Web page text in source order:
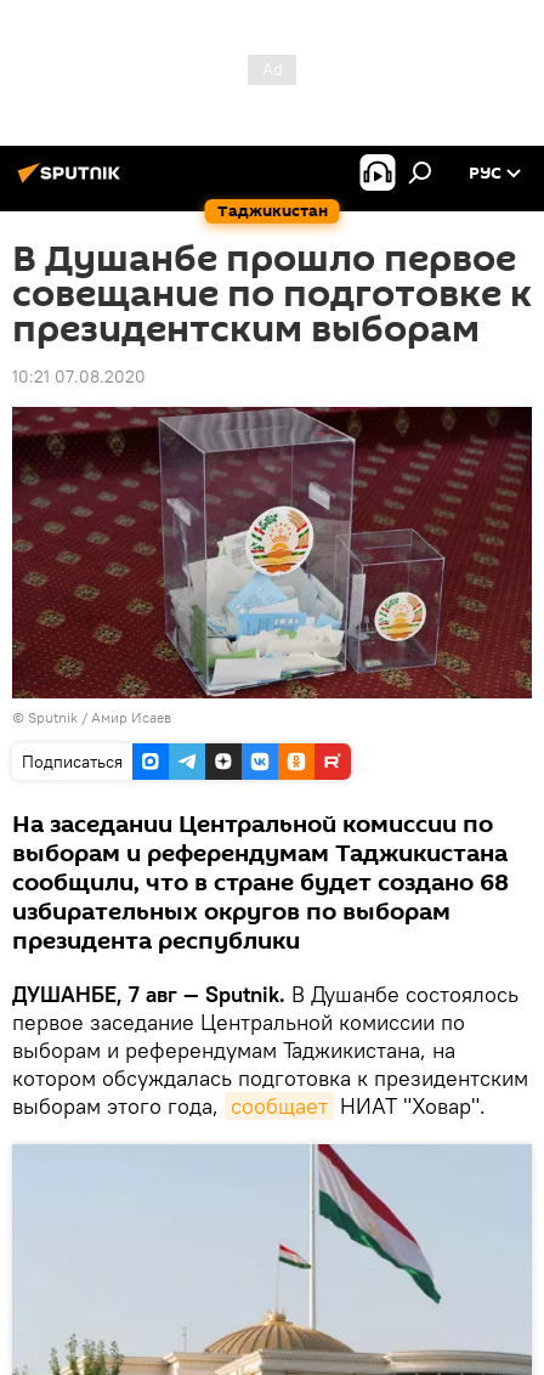
Таджикистан
РУС
В Душанбе прошло первое
совещание по подготовке к
президентским выборам
10:21 07.08.2020
© Sputnik / Амир Исаев
Подписаться
На заседании Центральной комиссии по
выборам и референдумам Таджикистана
сообщили, что в стране будет создано 68
избирательных округов по выборам
президента республики
ДУШАНБЕ, 7 авг — Sputnik. В Душанбе состоялось
первое заседание Центральной комиссии по
выборам и референдумам Таджикистана, на
котором обсуждалась подготовка к президентским
выборам этого года, сообщает НИАТ "Ховар".